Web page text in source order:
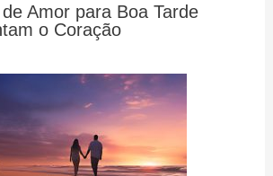
Amor para Boa Tarde
o Coração